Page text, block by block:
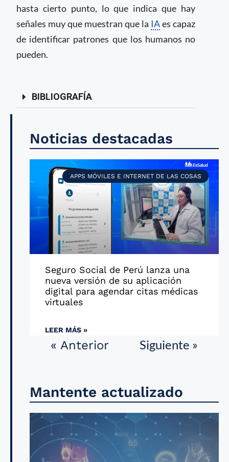
hasta cierto punto, lo que indica que hay
señales muy que muestran que la IAes capaz
de identificar patrones que los humanos no
pueden.
BIBLIOGRAFÍA
Noticias destacadas
APPS MÓVILES E INTERNET DE LAS COSAS
Seguro Social de Perú lanza una
nueva versión de su aplicación
digital para agendar citas médicas
virtuales
LEER MÁS »
« Anterior Siguiente »
Mantente actualizado